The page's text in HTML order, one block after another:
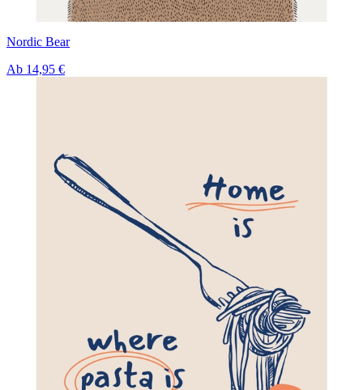
Nordic Bear
Ab 14,95 €